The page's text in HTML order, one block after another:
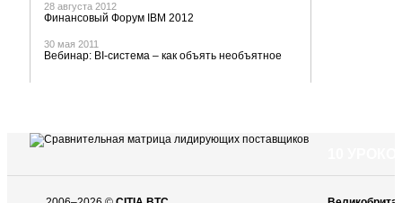
28 августа 2012
Финансовый Форум IBM 2012
30 мая 2011
Вебинар: BI-система – как объять необъятное